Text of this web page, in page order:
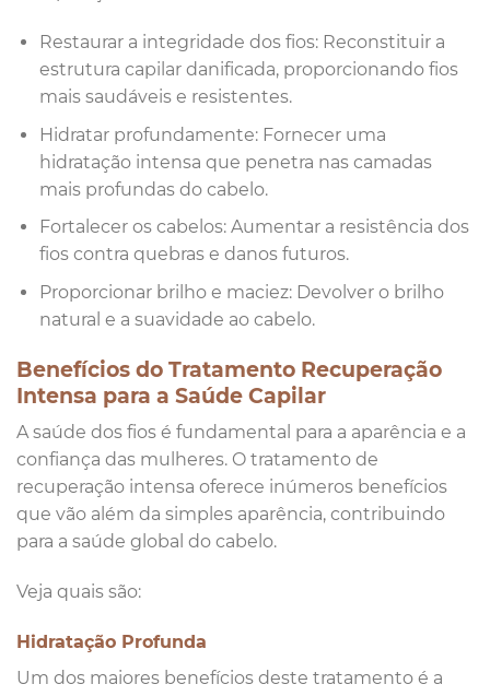
Restaurar a integridade dos fios: Reconstituir a
estrutura capilar danificada, proporcionando fios
mais saudáveis e resistentes.
Hidratar profundamente: Fornecer uma
hidratação intensa que penetra nas camadas
mais profundas do cabelo.
Fortalecer os cabelos: Aumentar a resistência dos
fios contra quebras e danos futuros.
Proporcionar brilho e maciez: Devolver o brilho
natural e a suavidade ao cabelo.
Benefícios do Tratamento Recuperação
Intensa para a Saúde Capilar
A saúde dos fios é fundamental para a aparência e a
confiança das mulheres. O tratamento de
recuperação intensa oferece inúmeros benefícios
que vão além da simples aparência, contribuindo
para a saúde global do cabelo.
Veja quais são:
Hidratação Profunda
Um dos maiores benefícios deste tratamento é a